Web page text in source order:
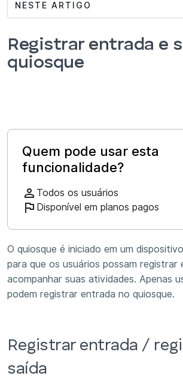
Integrações e complementos
Administração
Aplicativos
NESTE ARTIGO
Registrar entrada e
quiosque
Quem pode usar esta
funcionalidade?
Todos os usuários
Disponível em planos pagos
O quiosque é iniciado em um
para que os usuários possam registrar
acompanhar suas atividades. Apenas
podem registrar entrada no quiosque.
Registrar entrada /
saída